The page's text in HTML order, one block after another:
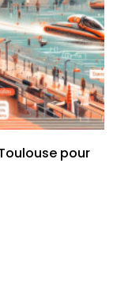
pour